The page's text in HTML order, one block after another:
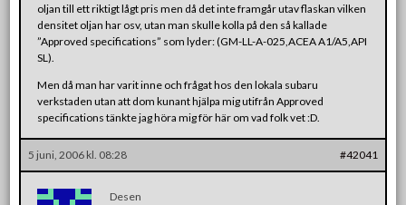
oljan till ett riktigt lågt pris men då det inte framgår utav flaskan vilken
densitet oljan har osv, utan man skulle kolla på den så kallade
”Approved specifications” som lyder: (GM-LL-A-025,ACEA A1/A5,API
SL).
Men då man har varit inne och frågat hos den lokala subaru
verkstaden utan att dom kunant hjälpa mig utifrån Approved
specifications tänkte jag höra mig för här om vad folk vet :D.
5 juni, 2006 kl. 08:28 #42041
Desen